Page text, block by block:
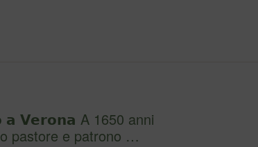
A 1650 anni
pastore e patrono …